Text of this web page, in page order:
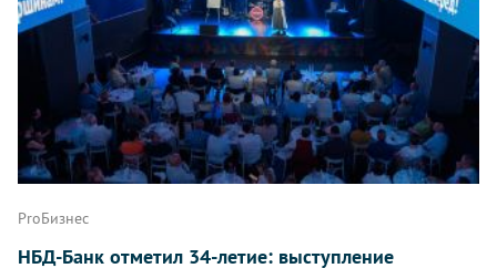
ProБизнес
НБД-Банк отметил 34-летие: выступление